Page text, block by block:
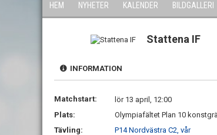
HEM NYHETER KALENDER BILDGALLERI
Stattena IF
INFORMATION
Matchstart:
lör 13 april, 12:00
Plats:
Olympiafältet Plan 10
Tävling:
P14 Nordvästra C2, vår